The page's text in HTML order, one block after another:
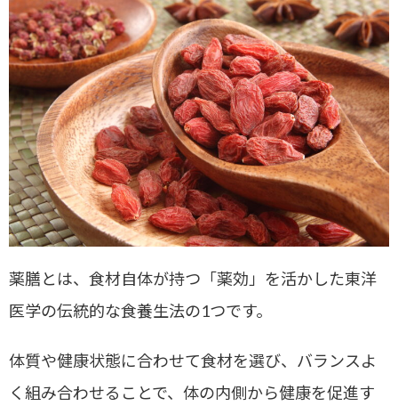
薬膳とは、食材自体が持つ「薬効」を活かした東洋
医学の伝統的な食養生法の1つです。
体質や健康状態に合わせて食材を選び、バランスよ
く組み合わせることで、体の内側から健康を促進す